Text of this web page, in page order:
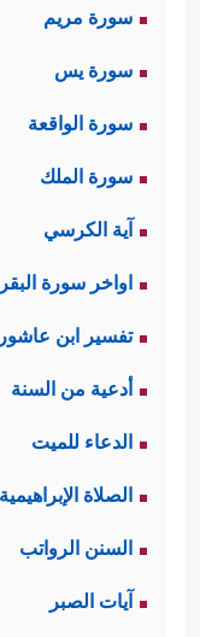
ليتحمَّلوا
وأتعاب
الظل، ونضج
في هذا لما
وأزواجهم،
أَسۡـَٔلُكُمۡ عَلَیۡهِ
ثانيًا:
سورة مريم
سورة يس
سورة الواقعة
سورة الملك
آية الكرسي
اواخر سورة
تفسير ابن عاشور
أدعية من السنة
الدعاء للميت
الصلاة الإبراهيمية
السنن الرواتب
آيات الصبر